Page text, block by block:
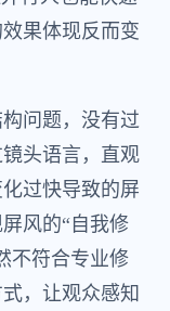
果体现反而变
问题，没有过
头语言，直观
过快导致的屏
风的“自我修
不符合专业修
，让观众感知